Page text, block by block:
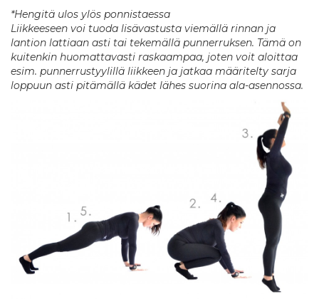
*Hengitä ulos ylös ponnistaessa
Liikkeeseen voi tuoda lisävastusta viemällä rinnan ja
lantion lattiaan asti tai tekemällä punnerruksen. Tämä on
kuitenkin huomattavasti raskaampaa, joten voit aloittaa
esim. punnerrustyylillä liikkeen ja jatkaa määritelty sarja
loppuun asti pitämällä kädet lähes suorina ala-asennossa.